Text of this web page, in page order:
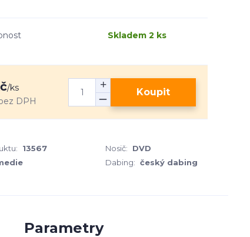
Skladem 2 ks
/ks
DPH
Koupit
13567 Nosič:
DVD
Dabing: český dabing
Parametry